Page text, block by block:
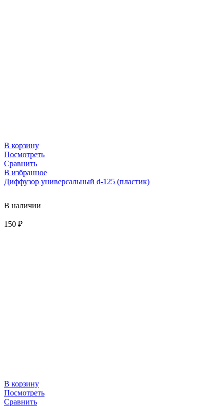
В корзину
Посмотреть
Сравнить
В избранное
Диффузор универсальный d-125 (пластик)
В наличии
150 ₽
В корзину
Посмотреть
Сравнить